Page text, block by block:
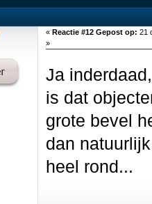
«Reactie #12 Gepost op: 21
»
Ja
is dat
grote bevel
dan
heel rond...